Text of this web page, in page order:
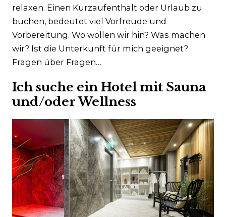
relaxen. Einen Kurzaufenthalt oder Urlaub zu
buchen, bedeutet viel Vorfreude und
Vorbereitung. Wo wollen wir hin? Was machen
wir? Ist die Unterkunft für mich geeignet?
Fragen über Fragen…
Ich suche ein Hotel mit Sauna
und/oder Wellness